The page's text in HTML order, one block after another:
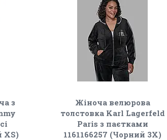
з
XS)
Жіноча велюрова
толстовка Karl Lagerfeld
Paris з паєтками
1161166257 (Чорний 3X)